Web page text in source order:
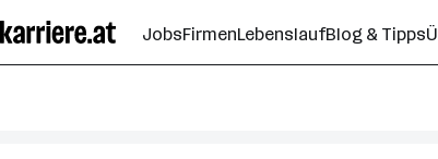
Seiteninhalt
springen
JobsFirmenLebenslaufBlog & Tipps